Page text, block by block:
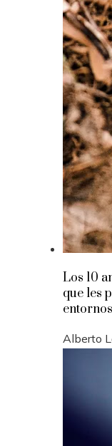
Los 10
que les
Alberto